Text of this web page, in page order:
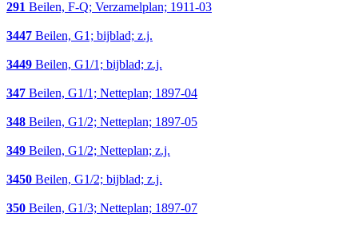
291 Beilen, F-Q; Verzamelplan; 1911-03
3447 Beilen, G1; bijblad; z.j.
3449 Beilen, G1/1; bijblad; z.j.
347 Beilen, G1/1; Netteplan; 1897-04
348 Beilen, G1/2; Netteplan; 1897-05
349 Beilen, G1/2; Netteplan; z.j.
3450 Beilen, G1/2; bijblad; z.j.
350 Beilen, G1/3; Netteplan; 1897-07